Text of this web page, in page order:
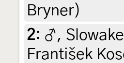
Bryner)
2: ♂,
František